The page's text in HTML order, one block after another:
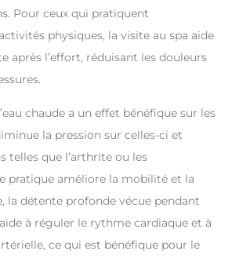
Pour ceux qui pratiquent
physiques, la visite au spa aide
après l’effort, réduisant les douleurs
chaude a un effet bénéfique sur les
la pression sur celles-ci et
telles que l’arthrite ou les
pratique améliore la mobilité et la
la détente profonde vécue pendant
à réguler le rythme cardiaque et à
ce qui est bénéfique pour le